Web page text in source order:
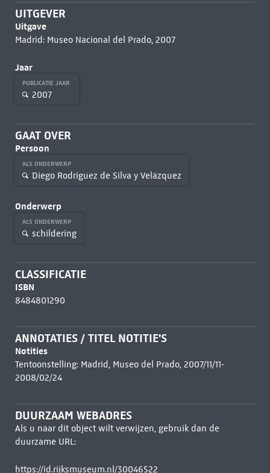
UITGEVER
Uitgave
Madrid: Museo Nacional del Prado, 2007
Jaar
PUBLICATIE JAAR
2007
GAAT OVER
Persoon
ALS ONDERWERP
Diego Rodriguez de Silva y Velázquez
Onderwerp
ALS ONDERWERP
schildering
CLASSIFICATIE
ISBN
8484801290
ANNOTATIES / TITEL NOTITIE'S
Notities
Tentoonstelling: Madrid, Museo del Prado, 2007/11/11-
2008/02/24
DUURZAAM WEBADRES
Als u naar dit object wilt verwijzen, gebruik dan de
duurzame URL:
https://id.rijksmuseum.nl/30046522